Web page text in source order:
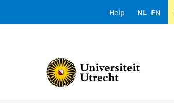
Help NL EN